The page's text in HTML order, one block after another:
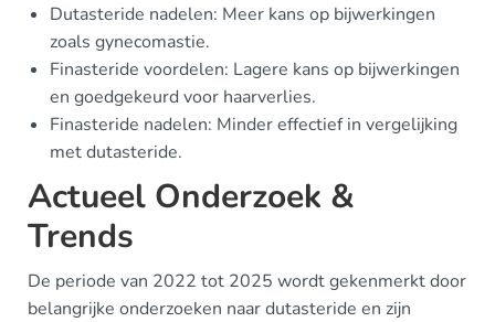
Dutasteride nadelen: Meer kans op bijwerkingen
zoals gynecomastie.
Finasteride voordelen: Lagere kans op bijwerkingen
en goedgekeurd voor haarverlies.
Finasteride nadelen: Minder effectief in vergelijking
met dutasteride.
Actueel Onderzoek &
Trends
De periode van 2022 tot 2025 wordt gekenmerkt door
belangrijke onderzoeken naar dutasteride en zijn